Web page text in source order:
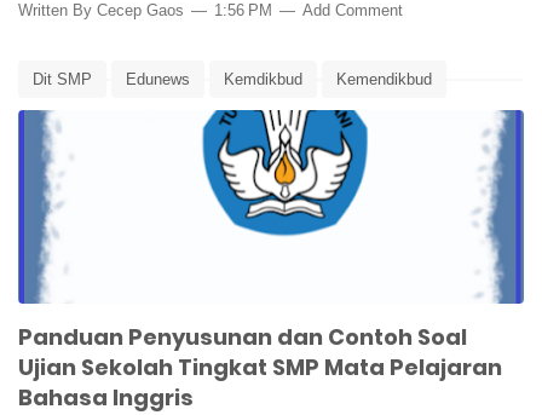
Written By Cecep Gaos 1:56 PM Add Comment
Dit SMP Edunews Kemdikbud Kemendikbud
Panduan Pembuatan Soal Ujian Panduan Penilaian
Penilaian Soal Ujian Bahasa Inggris Ujian Sekolah
Panduan Penyusunan dan Contoh Soal
Ujian Sekolah Tingkat SMP Mata Pelajaran
Bahasa Inggris